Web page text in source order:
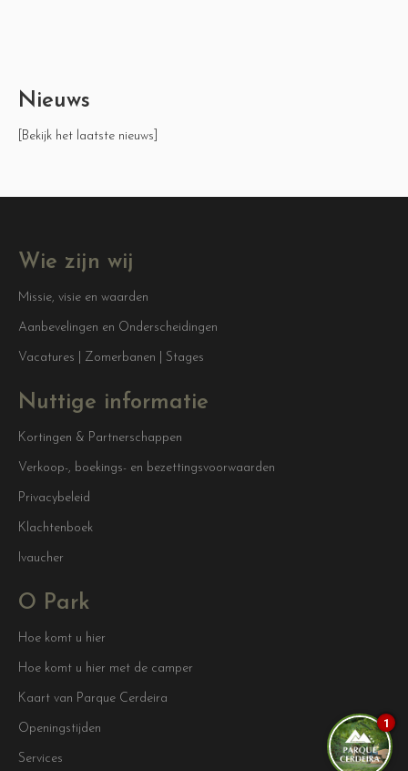
Nieuws
[Bekijk het laatste nieuws]
Wie zijn wij
Missie, visie en waarden
Aanbevelingen en Onderscheidingen
Vacatures | Zomerbanen | Stages
Nuttige informatie
Kortingen & Partnerschappen
Verkoop-, boekings- en bezettingsvoorwaarden
Privacybeleid
Klachtenboek
Ivaucher
O Park
Hoe komt u hier
Hoe komt u hier met de camper
Kaart van Parque Cerdeira
Openingstijden
Services
1